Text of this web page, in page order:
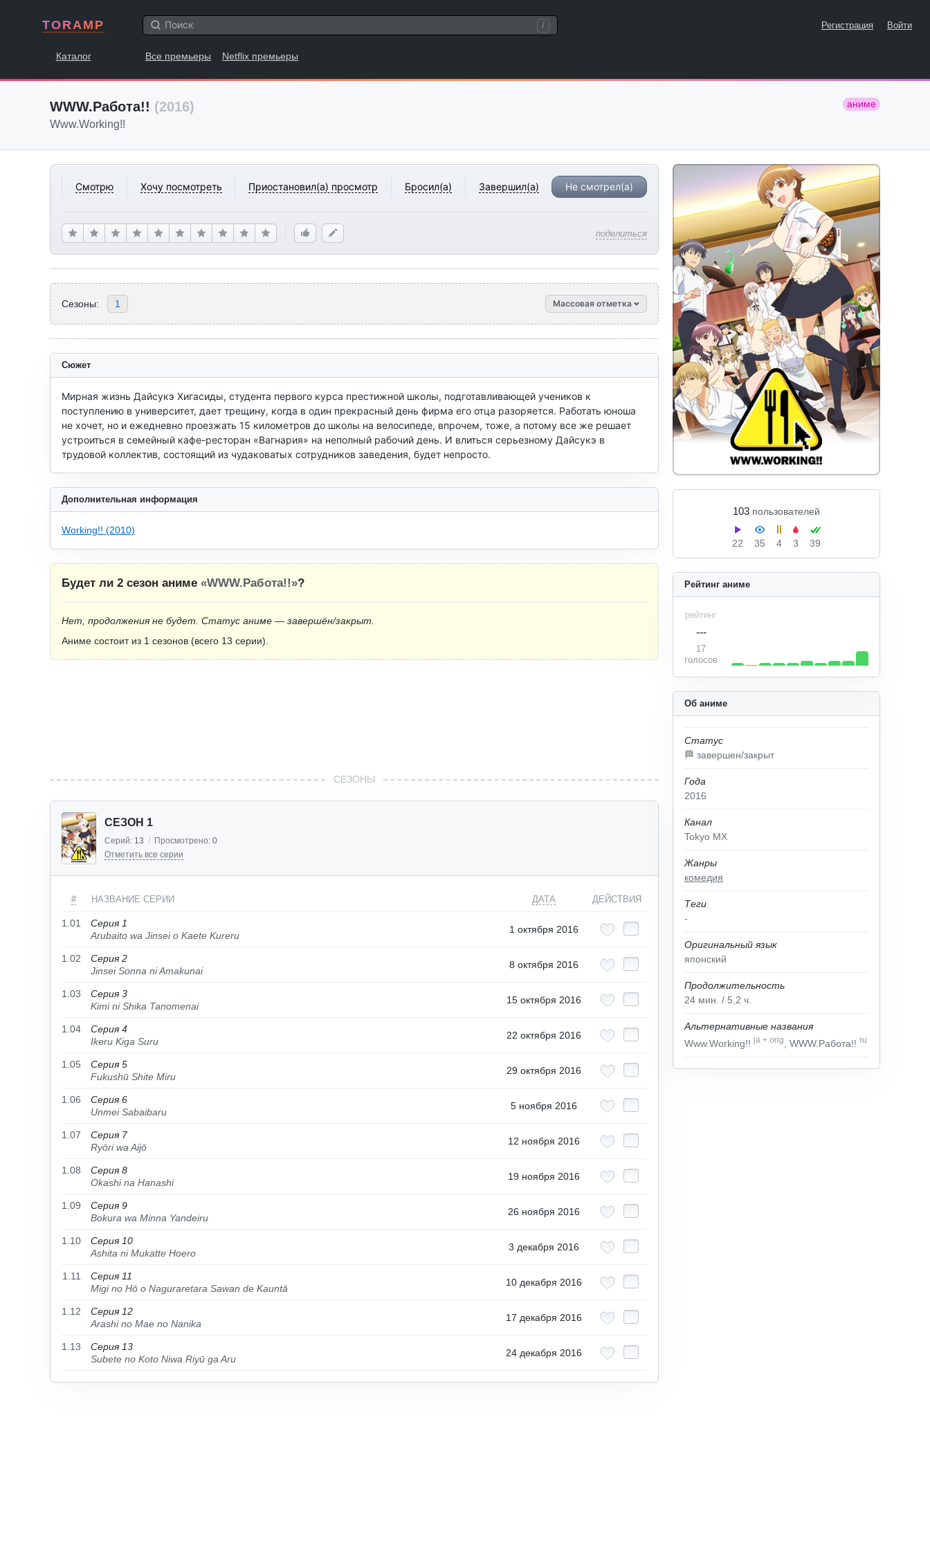
TORAMP / Регистрация Войти
Каталог Все премьеры Netflix премьеры
WWW.Работа!! (2016) аниме
Www.Working!!
Смотрю Хочу посмотреть Приостановил(а) просмотр Бросил(а) Завершил(а) Не смотрел(а)
поделиться
103 пользователей
22 35 4 3 39
Сезоны: 1 Массовая отметка
Об аниме
Статус
🏁 завершен/закрыт
Года
2016
Канал
Tokyo MX
Жанры
комедия
Теги
-
Оригинальный язык
японский
Продолжительность
24 мин. / 5,2 ч.
Альтернативные названия
Www.Working!!ja + orig , WWW.Работа!! ru
Рейтинг аниме
рейтинг
---
17
голосов
Сюжет
Мирная жизнь Дайсукэ Хигасиды, студента первого курса престижной школы, подготавливающей учеников к
поступлению в университет, дает трещину, когда в один прекрасный день фирма его отца разоряется. Работать юноша
не хочет, но и ежедневно проезжать 15 километров до школы на велосипеде, впрочем, тоже, а потому все же решает
устроиться в семейный кафе-ресторан «Вагнария» на неполный рабочий день. И влиться серьезному Дайсукэ в
трудовой коллектив, состоящий из чудаковатых сотрудников заведения, будет непросто.
Дополнительная информация
Working!! (2010)
Будет ли 2 сезон аниме «WWW.Работа!!»?
Нет, продолжения не будет. Статус аниме — завершён/закрыт.
Аниме состоит из 1 сезонов (всего 13 серии).
СЕЗОНЫ
СЕЗОН 1
Серий: 13 / Просмотрено: 0
Отметить все серии
# НАЗВАНИЕ СЕРИИ ДАТА ДЕЙСТВИЯ
1.01
Серия 1
Arubaito wa Jinsei o Kaete Kureru
1 октября 2016
1.02
Серия 2
Jinsei Sonna ni Amakunai
8 октября 2016
1.03
Серия 3
Kimi ni Shika Tanomenai
15 октября 2016
1.04
Серия 4
Ikeru Kiga Suru
22 октября 2016
1.05
Серия 5
Fukushū Shite Miru
29 октября 2016
1.06
Серия 6
Unmei Sabaibaru
5 ноября 2016
1.07
Серия 7
Ryōri wa Aijō
12 ноября 2016
1.08
Серия 8
Okashi na Hanashi
19 ноября 2016
1.09
Серия 9
Bokura wa Minna Yandeiru
26 ноября 2016
1.10
Серия 10
Ashita ni Mukatte Hoero
3 декабря 2016
1.11
Серия 11
Migi no Hō o Naguraretara Sawan de Kauntā
10 декабря 2016
1.12
Серия 12
Arashi no Mae no Nanika
17 декабря 2016
1.13
Серия 13
Subete no Koto Niwa Riyū ga Aru
24 декабря 2016